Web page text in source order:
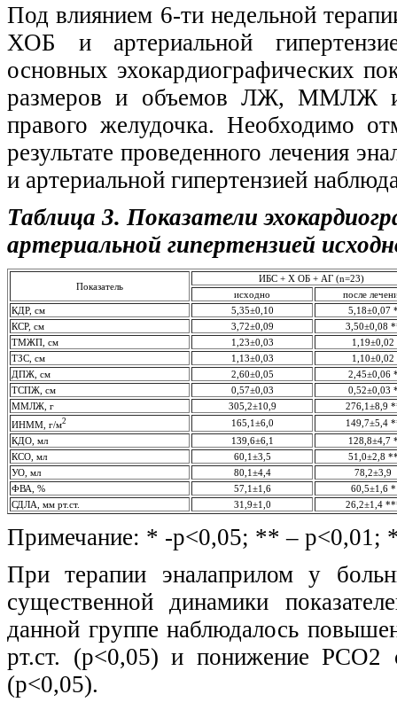
Под влиянием 6-ти недельной
ХОБ и артериальной
основных эхокардиографических
размеров и объемов ЛЖ, ММЛЖ и
правого желудочка. Необходимо
результате проведенного лечения
и артериальной гипертензией
Таблица 3. Показатели
артериальной гипертензией
Показатель
ИБС + Х ОБ + АГ (n=23)
исходно
после
КДР, см
5,35±0,10
5,18±0,07
КСР, см
3,72±0,09
3,50±0,08
ТМЖП, см
1,23±0,03
1,19±0,02
ТЗС, см
1,13±0,03
1,10±0,02
ДПЖ, см
2,60±0,05
2,45±0,06
ТСПЖ, см
0,57±0,03
0,52±0,03
ММЛЖ, г
305,2±10,9
276,1±8,9
ИНММ, г/м2 165,1±6,0
149,7±5,4
КДО, мл
139,6±6,1
128,8±4,7
КСО, мл
60,1±3,5
51,0±2,8
УО, мл
80,1±4,4
78,2±3,9
ФВА, %
57,1±1,6
60,5±1,6 *
СДЛА, мм рт.ст.
31,9±1,0 26,2±1,4
Примечание: * -р<0,05; ** – р<0,01;
При терапии эналаприлом у
существенной динамики
данной группе наблюдалось
рт.ст. (p<0,05) и понижение
(p<0,05).